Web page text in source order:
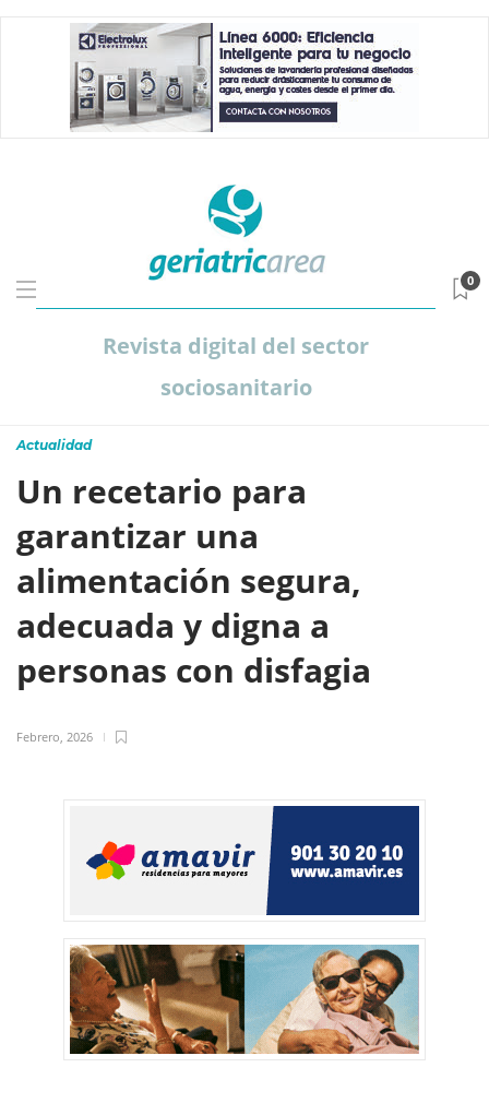
Revista digital del sector
sociosanitario
0
Actualidad
Un recetario para
garantizar una
alimentación segura,
adecuada y digna a
personas con disfagia
Febrero, 2026